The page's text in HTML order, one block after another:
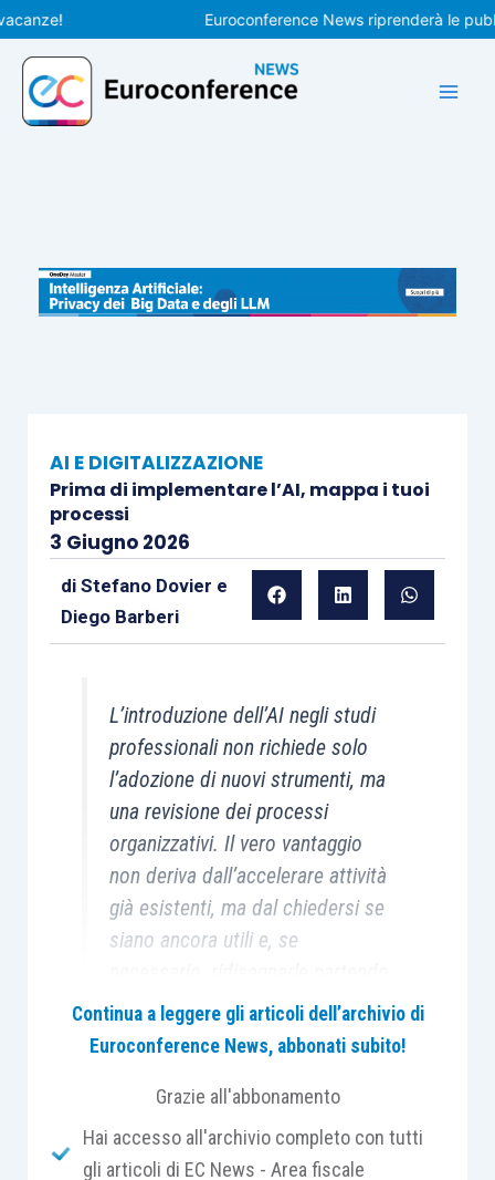
Vai
al
contenuto
Euroconference News riprenderà le
AI E DIGITALIZZAZIONE
Prima di implementare l’AI, mappa i tuoi
processi
3 Giugno 2026
di Stefano Dovier e
Diego Barberi
L’introduzione dell’AI negli studi
professionali non richiede solo
l’adozione di nuovi strumenti, ma
una revisione dei processi
organizzativi. Il vero vantaggio
non deriva dall’accelerare attività
già esistenti, ma dal chiedersi se
siano ancora utili e, se
dal risultato atteso.
Ragionando sui possibilimodi per migliorare il
lavoro all’interno dei nostri studi
Continua a leggere gli articoli dell’archivio di
Euroconference News, abbonati subito!
Grazie all'abbonamento
Hai accesso all'archivio completo con tutti
gli articoli di EC News - Area fiscale